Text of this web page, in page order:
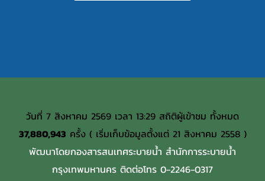
วันที่ 7 สิงหาคม 2569 เวลา 13:29 สถิติผู้เข้าชม ทั้งหมด
37,880,943 ครั้ง ( เริ่มเก็บข้อมูลตั้งแต่ 21 สิงหาคม 2558 )
พัฒนาโดยกองสารสนเทศระบายน้ำ สำนักการระบายน้ำ
กรุงเทพมหานคร ติดต่อโทร 0-2246-0317